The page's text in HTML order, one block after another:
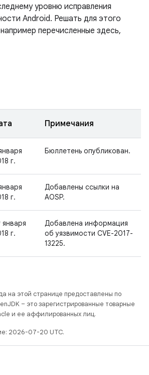
уровню исправления
Android. Решать для этого
перечисленные здесь,
Примечания
г.
Бюллетень опубликован.
г.
Добавлены ссылки на
AOSP.
января
г.
Добавлена информация
об уязвимости CVE-2017-
13225.
на этой странице предоставлены по
– это зарегистрированные товарные
и ее аффилированных лиц.
2026-07-20 UTC.